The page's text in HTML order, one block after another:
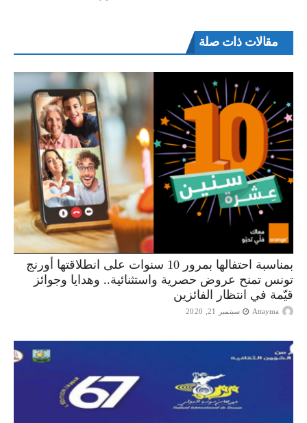
مقالات ذات صلة
بمناسبة احتفالها بمرور 10 سنوات على انطلاقتها أورنج
تونس تمنح عروض حصرية واستثنائية.. وهدايا وجوائز
قيّمة في انتظار الفائزين
Attayma سبتمبر 21, 2020